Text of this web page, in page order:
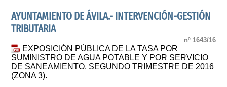
AYUNTAMIENTO DE ÁVILA.- INTERVENCIÓN-GESTIÓN
TRIBUTARIA
nº 1643/16
EXPOSICIÓN PÚBLICA DE LA TASA POR
SUMINISTRO DE AGUA POTABLE Y POR SERVICIO
DE SANEAMIENTO, SEGUNDO TRIMESTRE DE 2016
(ZONA 3).